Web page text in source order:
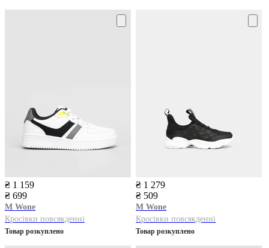
₴ 1 159
₴ 699
M Wone
Кросівки повсякденні
Товар розкуплено
₴ 1 279
₴ 509
M Wone
Кросівки повсякденні
Товар розкуплено